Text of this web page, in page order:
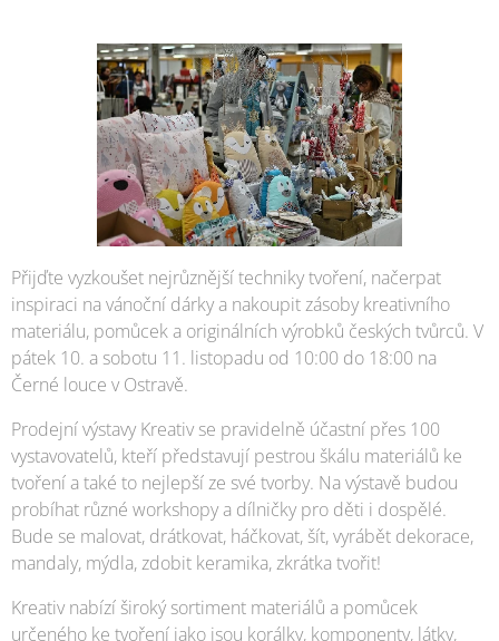
Přijďte vyzkoušet nejrůznější techniky tvoření, načerpat
inspiraci na vánoční dárky a nakoupit zásoby kreativního
materiálu, pomůcek a originálních výrobků českých tvůrců. V
pátek 10. a sobotu 11. listopadu od 10:00 do 18:00 na
Černé louce v Ostravě.
Prodejní výstavy Kreativ se pravidelně účastní přes 100
vystavovatelů, kteří představují pestrou škálu materiálů ke
tvoření a také to nejlepší ze své tvorby. Na výstavě budou
probíhat různé workshopy a dílničky pro děti i dospělé.
Bude se malovat, drátkovat, háčkovat, šít, vyrábět dekorace,
mandaly, mýdla, zdobit keramika, zkrátka tvořit!
Kreativ nabízí široký sortiment materiálů a pomůcek
určeného ke tvoření jako jsou korálky, komponenty, látky,